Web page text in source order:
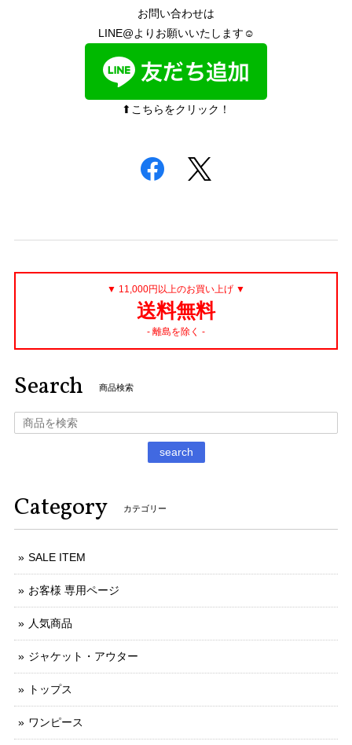
お問い合わせは
LINE@よりお願いいたします☺︎
⬆︎こちらをクリック！
▼ 11,000円以上のお買い上げ ▼
送料無料
- 離島を除く -
Search 商品検索
search
Category カテゴリー
SALE ITEM
お客様 専用ページ
人気商品
ジャケット・アウター
トップス
ワンピース